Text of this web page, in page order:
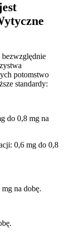
potomstwo
standardy:
do 0,8 mg na
0,6 mg do 0,8
na dobę.